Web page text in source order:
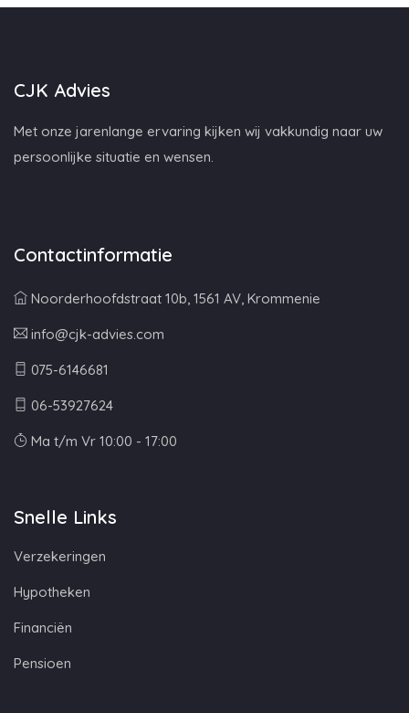
CJK Advies
Met onze jarenlange ervaring kijken wij vakkundig naar uw
persoonlijke situatie en wensen.
Contactinformatie
Noorderhoofdstraat 10b, 1561 AV, Krommenie
info@cjk-advies.com
075-6146681
06-53927624
Ma t/m Vr 10:00 - 17:00
Snelle Links
Verzekeringen
Hypotheken
Financiën
Pensioen